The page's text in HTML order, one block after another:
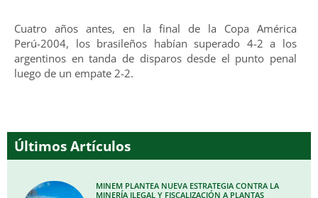
Cuatro años antes, en la final de la Copa América
Perú-2004, los brasileños habían superado 4-2 a los
argentinos en tanda de disparos desde el punto penal
luego de un empate 2-2.
Últimos Artículos
MINEM PLANTEA NUEVA ESTRATEGIA CONTRA LA
MINERÍA ILEGAL Y FISCALIZACIÓN A PLANTAS